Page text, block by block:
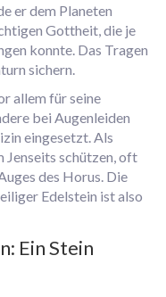
er dem Planeten
Gottheit, die je
konnte. Das Tragen
sichern.
allem für seine
bei Augenleiden
eingesetzt. Als
Jenseits schützen, oft
des Horus. Die
Edelstein ist also
Ein Stein